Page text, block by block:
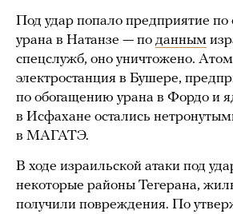
Под удар попало предприятие
урана в Натанзе — по данным
спецслужб, оно уничтожено.
электростанция в Бушере,
по обогащению урана в Фордо и
в Исфахане остались
в МАГАТЭ.
В ходе израильской атаки под
некоторые районы Тегерана,
получили повреждения. По